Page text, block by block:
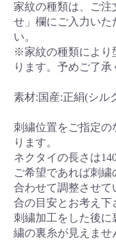
家紋の種類は、ご
せ」欄にご入力いた
い。
※家紋の種類により
ります。予めご了承
素材:国産:正絹(シル
刺繍位置をご指定の
ります。
ネクタイの長さは
ご希望であれば刺
合わせて調整させて
合の目安とお考え下
刺繍加工をした後に
繍の裏糸が見えませ